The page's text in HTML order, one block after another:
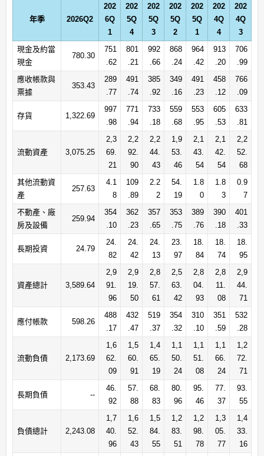
年季 2026Q2
202
6Q
1
202
5Q
4
202
5Q
3
202
5Q
2
202
5Q
1
202
4Q
4
202
4Q
3
現金及約當
現金
780.30
751
.62
801
.21
992
.66
868
.24
964
.42
913
.20
706
.99
應收帳款與
票據
353.43
289
.77
491
.74
385
.92
349
.16
491
.23
458
.12
766
.09
存貨 1,322.69
997
.98
771
.94
733
.18
559
.68
553
.95
605
.53
633
.81
流動資產 3,075.25
2,3
69.
21
2,2
92.
90
2,2
44.
43
1,9
53.
46
2,1
43.
54
2,1
42.
54
2,2
52.
68
其他流動資
產
257.63
4.1
8
109
.89
2.2
2
54.
19
1.8
0
1.8
3
0.9
7
不動產、廠
房及設備
259.94
354
.10
362
.23
357
.65
353
.75
389
.76
390
.18
401
.33
長期投資 24.79
24.
82
24.
42
24.
13
23.
97
18.
84
18.
74
18.
95
資產總計 3,589.64
2,9
91.
96
2,9
19.
50
2,8
57.
61
2,5
63.
42
2,8
04.
93
2,8
11.
08
2,9
44.
71
應付帳款 598.26
488
.17
432
.47
519
.37
354
.32
310
.10
351
.59
532
.28
流動負債 2,173.69
1,6
62.
09
1,5
60.
91
1,4
65.
19
1,1
50.
24
1,1
51.
08
1,1
66.
24
1,2
72.
71
長期負債 --
46.
92
57.
88
68.
83
80.
96
95.
46
77.
37
93.
55
負債總計 2,243.08
1,7
40.
96
1,6
52.
43
1,5
84.
55
1,2
83.
51
1,2
98.
78
1,3
05.
77
1,4
33.
16